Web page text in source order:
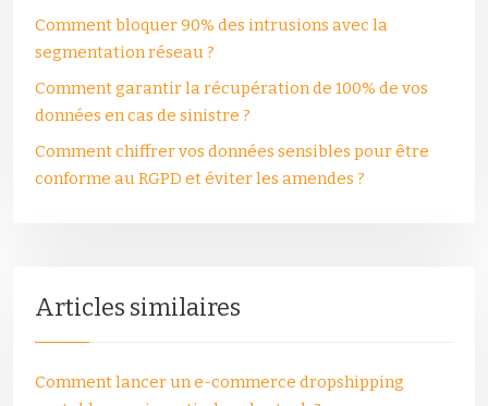
Comment bloquer 90% des intrusions avec la
segmentation réseau ?
Comment garantir la récupération de 100% de vos
données en cas de sinistre ?
Comment chiffrer vos données sensibles pour être
conforme au RGPD et éviter les amendes ?
Articles similaires
Comment lancer un e-commerce dropshipping